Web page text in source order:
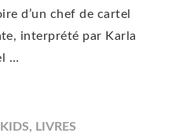
d’un chef de cartel
interprété par Karla
…
KIDS, LIVRES